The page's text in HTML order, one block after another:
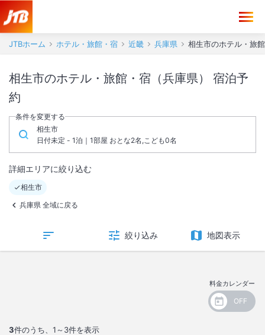
JTBホーム ホテル・旅館・宿 近畿 兵庫県 相生市のホテル・旅
相生市のホテル・旅館・宿（兵庫県） 宿泊予
約
条件を変更する
相生市
日付未定 - 1泊｜1部屋 おとな2名,こども0名
詳細エリアに絞り込む
相生市
兵庫県 全域に戻る
絞り込み 地図表示
料金カレンダー
3件のうち、 1～3件を表示